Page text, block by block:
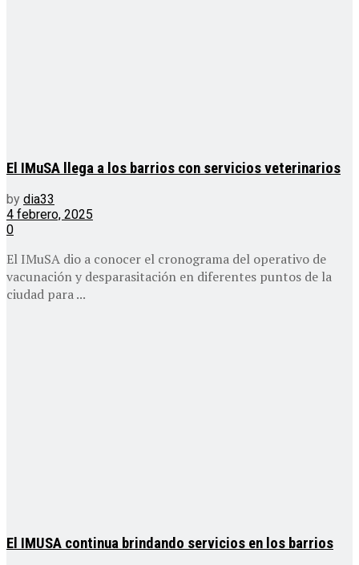
El IMuSA llega a los barrios con servicios veterinarios
by dia33
4 febrero, 2025
0
El IMuSA dio a conocer el cronograma del operativo de
vacunación y desparasitación en diferentes puntos de la
ciudad para ...
El IMUSA continua brindando servicios en los barrios